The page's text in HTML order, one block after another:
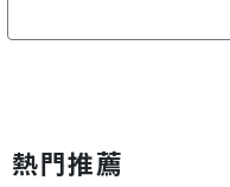
熱門推薦